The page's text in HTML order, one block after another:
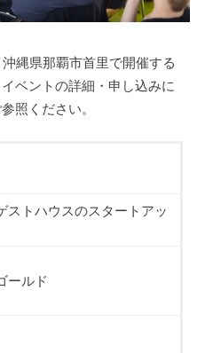
縄県那覇市首里で開催する
ベントの詳細・申し込みに
照ください。
ストハウスのスタートアッ
ールド